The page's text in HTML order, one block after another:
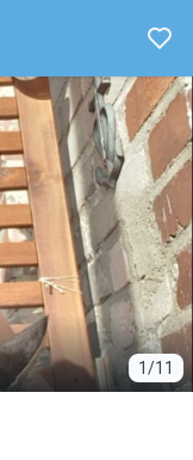
1/11